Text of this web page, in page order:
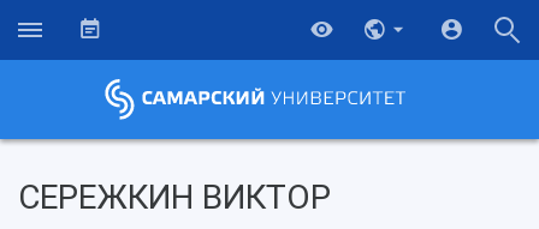
СЕРЕЖКИН ВИКТОР